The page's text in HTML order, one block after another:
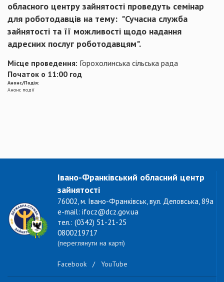
обласного центру зайнятості проведуть семінар
для роботодавців на тему: "Сучасна служба
зайнятості та її можливості щодо надання
адресних послуг роботодавцям".
Місце проведення: Горохолинська сільська рада
Початок о 11:00 год
Анонс/Подія:
Анонс події
Івано-Франківський обласний центр
зайнятості
76002, м. Івано-Франківськ, вул. Деповська, 89а
e-mail: ifocz@dcz.gov.ua
тел.: (0342) 51-21-25
0800219717
(переглянути на карті)
Facebook / YouTube